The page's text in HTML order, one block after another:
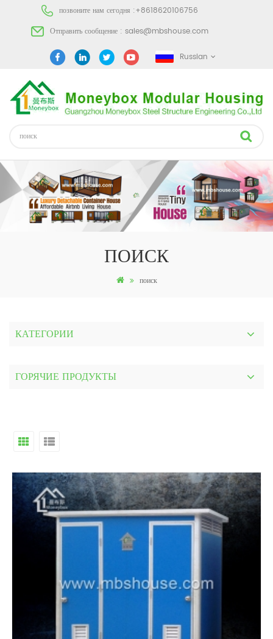
позвоните нам сегодня :+8618620106756
Отправить сообщение : sales@mbshouse.com
Russian
ПОИСК
поиск
КАТЕГОРИИ
ГОРЯЧИЕ ПРОДУКТЫ